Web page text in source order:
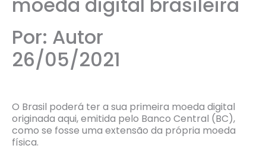
Por: Autor
26/05/2021
O Brasil poderá ter a sua primeira moeda digital
originada aqui, emitida pelo Banco Central (BC),
como se fosse uma extensão da própria moeda
física.